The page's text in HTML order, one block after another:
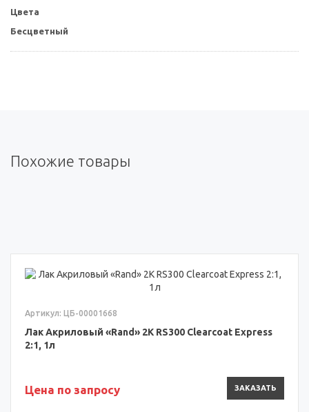
Цвета
Бесцветный
Похожие товары
Артикул: ЦБ-00001668
Лак Акриловый «Rand» 2К RS300 Clearcoat Express
2:1, 1л
Цена по запросу ЗАКАЗАТЬ